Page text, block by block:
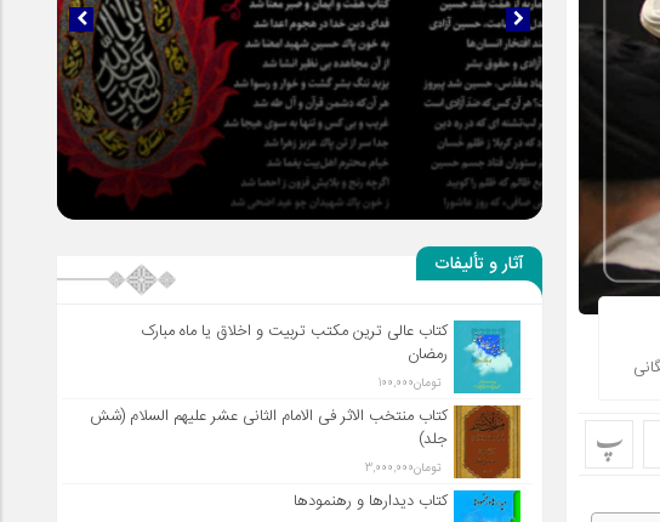
پ
سلطان عشق
آثار و تألیفات
کتاب عالی ترین مکتب تربیت و اخلاق یا ماه مبارک
رمضان
تومان100,000
کتاب منتخب الاثر فی الامام الثانی عشر علیهم السلام (شش
جلد)
تومان3,000,000
کتاب دیدارها و رهنمودها